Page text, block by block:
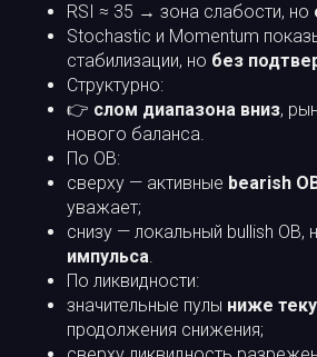
RSI ≈ 35 → зона слабости, но
Stochastic и Momentum
стабилизации, но без
Структурно:
👉 слом диапазона вниз,
нового баланса.
По OB:
сверху — активные bearish
уважает;
снизу — локальный bullish OB,
импульса.
По ликвидности:
значительные пулы ниже
продолжения снижения;